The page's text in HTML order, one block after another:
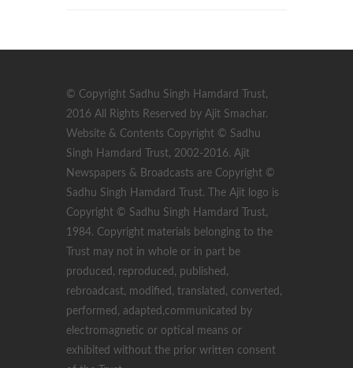
© Copyright Sadhu Singh Hamdard Trust,
2016 All Rights Reserved by Ajit Smachar.
Website & Contents Copyright © Sadhu
Singh Hamdard Trust, 2002-2016. Ajit
Newspapers & Broadcasts are Copyright ©
Sadhu Singh Hamdard Trust. The Ajit logo is
Copyright © Sadhu Singh Hamdard Trust,
1984. Copyright materials belonging to the
Trust may not in whole or in part be
produced, reproduced, published,
rebroadcast, modified, translated, converted,
performed, adapted,communicated by
electromagnetic or optical means or
exhibited without the prior written consent